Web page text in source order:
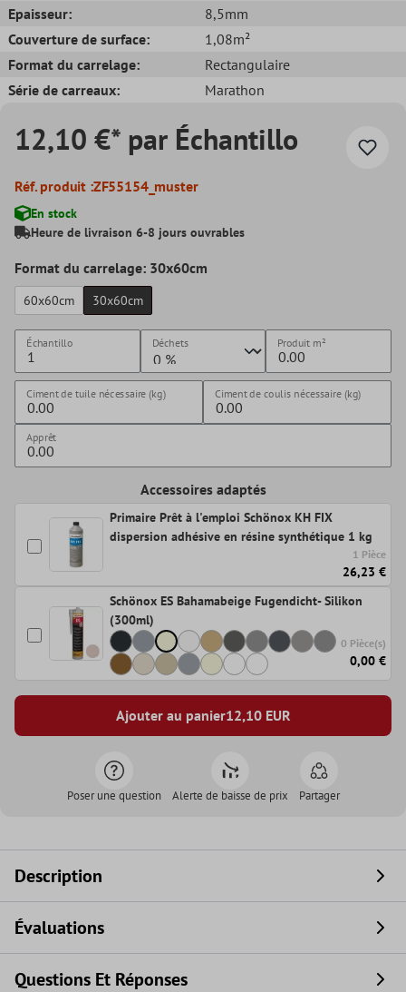
Epaisseur:
8,5mm
Couverture de surface:
1,08m²
Format du carrelage:
Rectangulaire
Série de carreaux:
Marathon
12,10 €* par Échantillo
Réf. produit :ZF55154_muster
En stock
Heure de livraison 6-8 jours ouvrables
Format du carrelage: 30x60cm
60x60cm 30x60cm
Échantillo Déchets Produit m²
Ciment de tuile nécessaire (kg) Ciment de coulis nécessaire (kg)
Apprêt
Accessoires adaptés
Primaire Prêt à l'emploi Schönox KH FIX
dispersion adhésive en résine synthétique 1 kg
1 Pièce
26,23 €
Schönox ES Bahamabeige Fugendicht- Silikon
(300ml)
0 Pièce(s)
0,00 €
Ajouter au panier12,10EUR
Poser une question Alerte de baisse de prix Partager
Description
Évaluations
Questions Et Réponses